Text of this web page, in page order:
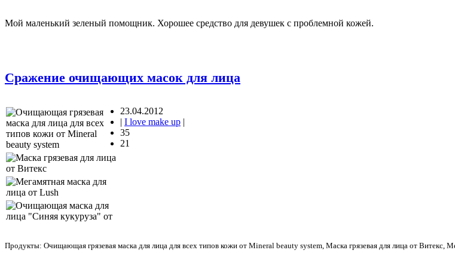
Мой маленький зеленый помощник. Хорошее средство для девушек с проблемной кожей.
Сражение очищающих масок для лица
23.04.2012
| I love make up |
35
21
Продукты: Очищающая грязевая маска для лица для всех типов кожи от Mineral beauty system, Маска грязевая для лица от Витекс,